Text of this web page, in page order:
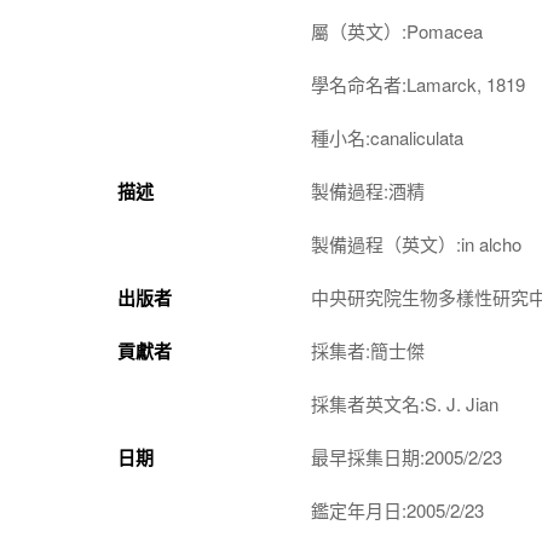
屬（英文）:Pomacea
學名命名者:Lamarck, 1819
種小名:canaliculata
描述 製備過程:酒精
製備過程（英文）:in alcho
出版者 中央研究院生物多樣性研究
貢獻者 採集者:簡士傑
採集者英文名:S. J. Jian
日期 最早採集日期:2005/2/23
鑑定年月日:2005/2/23